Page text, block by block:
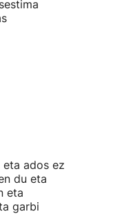
ados ez
du eta
eta
garbi